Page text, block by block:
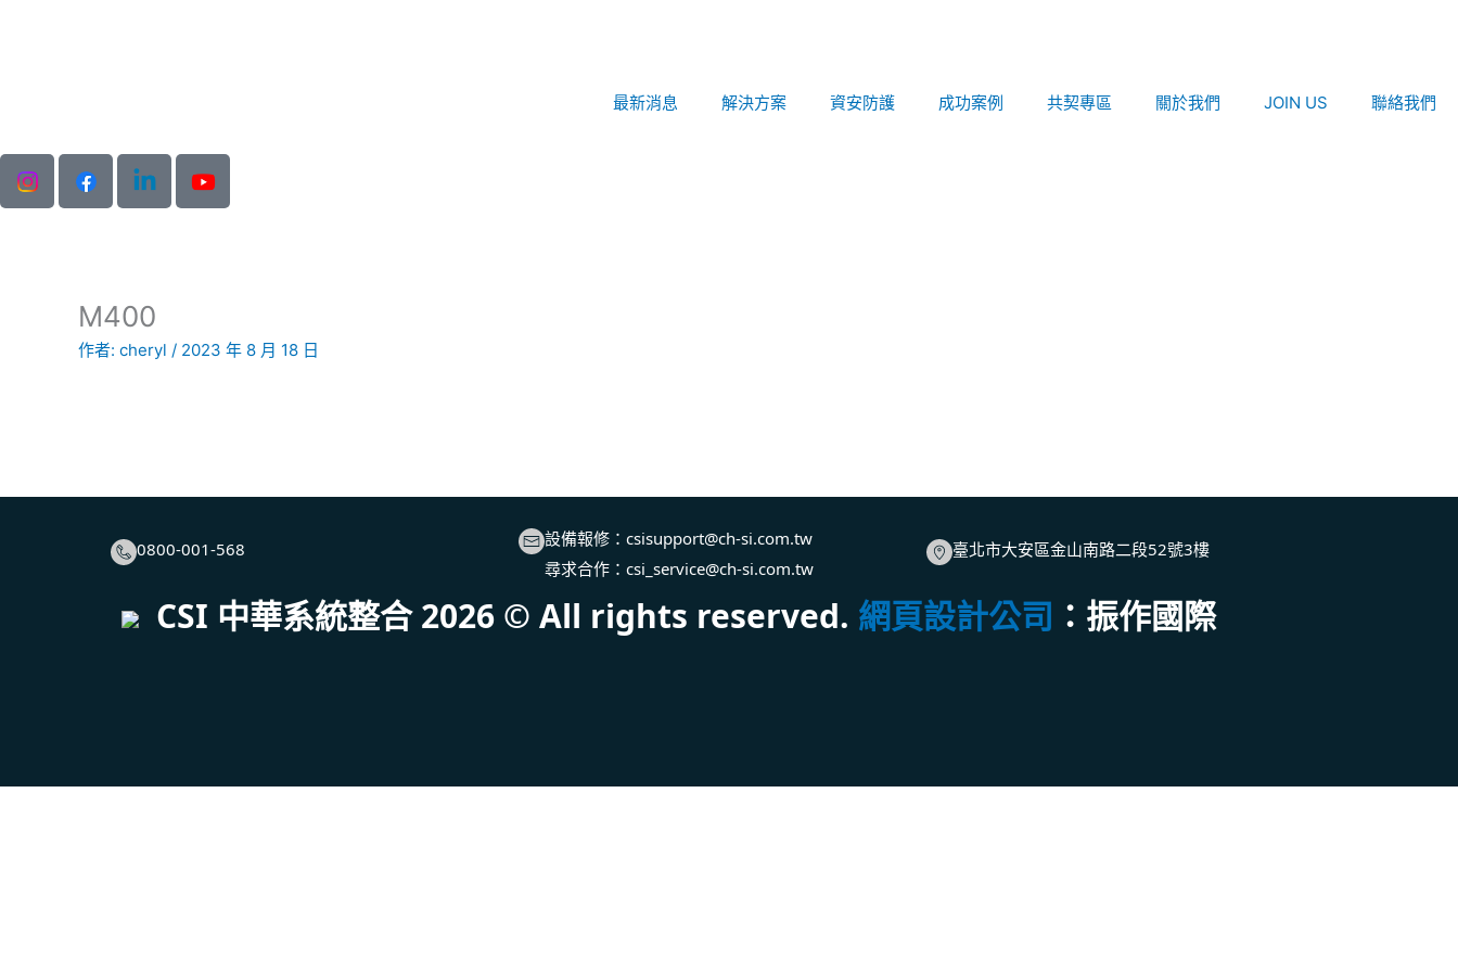
最新消息 解決方案 資安防護 成功案例 共契專區 關於我們 JOIN US 聯絡我們
M400
作者: cheryl / 2023 年 8 月 18 日
0800-001-568 設備報修：csisupport@ch-si.com.tw
尋求合作：csi_service@ch-si.com.tw
臺北市大安區金山南路二段52號3樓
CSI 中華系統整合2026 © All rights reserved. 網頁設計公司 ：振作國際